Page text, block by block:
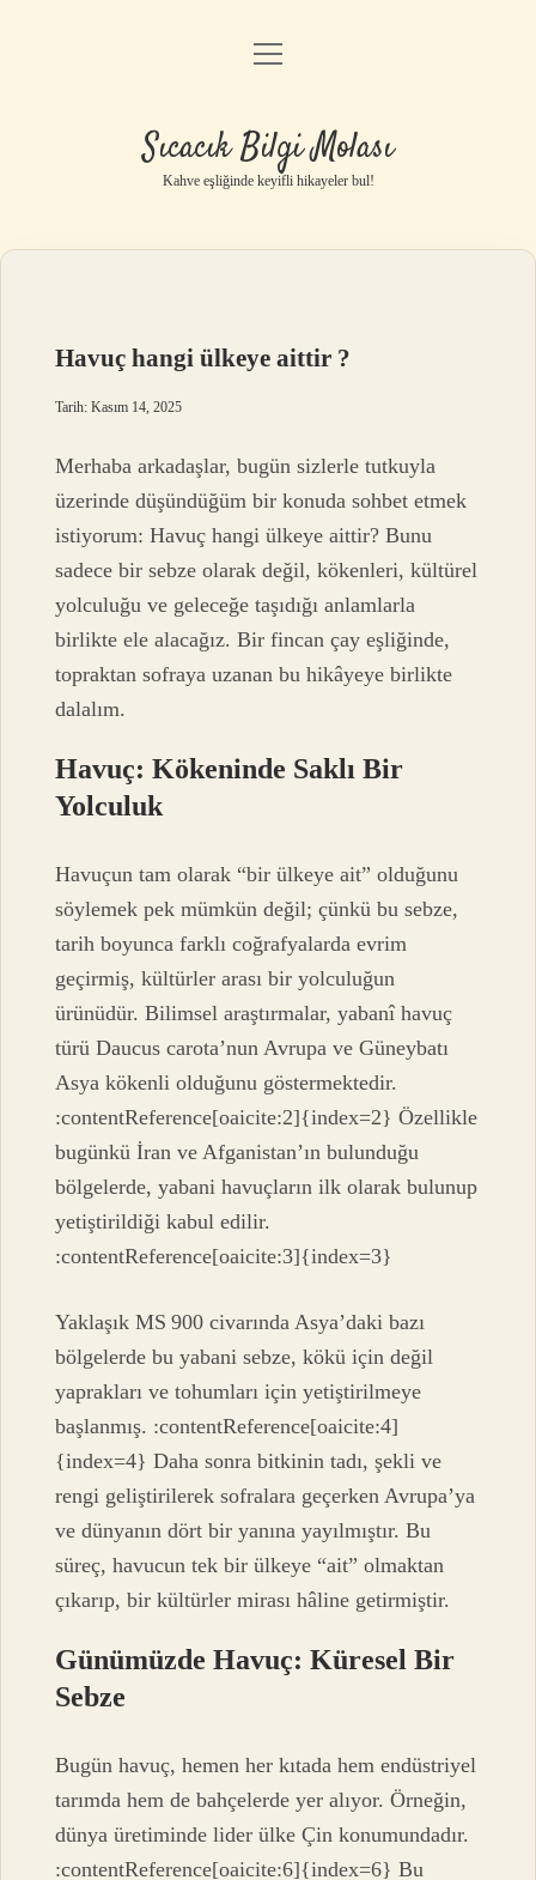
Anasayfa
Yasal Uyarı
menüyü
Sıcacık Bilgi Molası
Kahve eşliğinde keyifli hikayeler bul!
Havuç hangi ülkeye aittir ?
Tarih: Kasım 14, 2025
Merhaba arkadaşlar, bugün sizlerle tutkuyla
üzerinde düşündüğüm bir konuda sohbet etmek
istiyorum: Havuç hangi ülkeye aittir? Bunu
sadece bir sebze olarak değil, kökenleri, kültürel
yolculuğu ve geleceğe taşıdığı anlamlarla
birlikte ele alacağız. Bir fincan çay eşliğinde,
topraktan sofraya uzanan bu hikâyeye birlikte
dalalım.
Havuç: Kökeninde Saklı Bir
Yolculuk
Havuçun tam olarak “bir ülkeye ait” olduğunu
söylemek pek mümkün değil; çünkü bu sebze,
tarih boyunca farklı coğrafyalarda evrim
geçirmiş, kültürler arası bir yolculuğun
ürünüdür. Bilimsel araştırmalar, yabanî havuç
türü Daucus carota’nun Avrupa ve Güneybatı
Asya kökenli olduğunu göstermektedir.
:contentReference[oaicite:2]{index=2} Özellikle
bugünkü İran ve Afganistan’ın bulunduğu
bölgelerde, yabani havuçların ilk olarak bulunup
yetiştirildiği kabul edilir.
:contentReference[oaicite:3]{index=3}
Yaklaşık MS 900 civarında Asya’daki bazı
bölgelerde bu yabani sebze, kökü için değil
yaprakları ve tohumları için yetiştirilmeye
başlanmış. :contentReference[oaicite:4]
{index=4} Daha sonra bitkinin tadı, şekli ve
rengi geliştirilerek sofralara geçerken Avrupa’ya
ve dünyanın dört bir yanına yayılmıştır. Bu
süreç, havucun tek bir ülkeye “ait” olmaktan
çıkarıp, bir kültürler mirası hâline getirmiştir.
Günümüzde Havuç: Küresel Bir
Sebze
Bugün havuç, hemen her kıtada hem endüstriyel
tarımda hem de bahçelerde yer alıyor. Örneğin,
dünya üretiminde lider ülke Çin konumundadır.
:contentReference[oaicite:6]{index=6} Bu